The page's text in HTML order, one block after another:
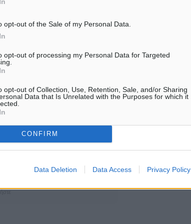
opt-out of the Sale of my Personal Data.
opt-out of processing my Personal Data for Targeted
opt-out of Collection, Use, Retention, Sale, and/or Sharing
Data that Is Unrelated with the Purposes for which it
CONFIRM
Data Deletion Data Access Privacy Policy
απαντήσεις στα
μια
τόσο νέας ηλικίας,
#Κηδεία
αναζήτησης
μας στο Google News ★ ↗